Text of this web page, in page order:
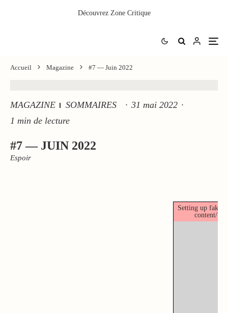
Découvrez Zone Critique
Accueil Magazine #7 — Juin 2022
MAGAZINE SOMMAIRES · 31 mai 2022 ·
1 min de lecture
#7 — JUIN 2022
Espoir
Setting up fake
content/